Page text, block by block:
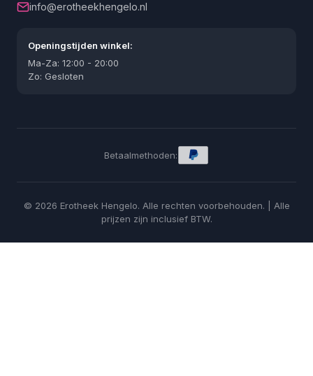
info@erotheekhengelo.nl
Openingstijden winkel:
Ma-Za: 12:00 - 20:00
Zo: Gesloten
Betaalmethoden:
© 2026 Erotheek Hengelo. Alle rechten voorbehouden. | Alle
prijzen zijn inclusief BTW.